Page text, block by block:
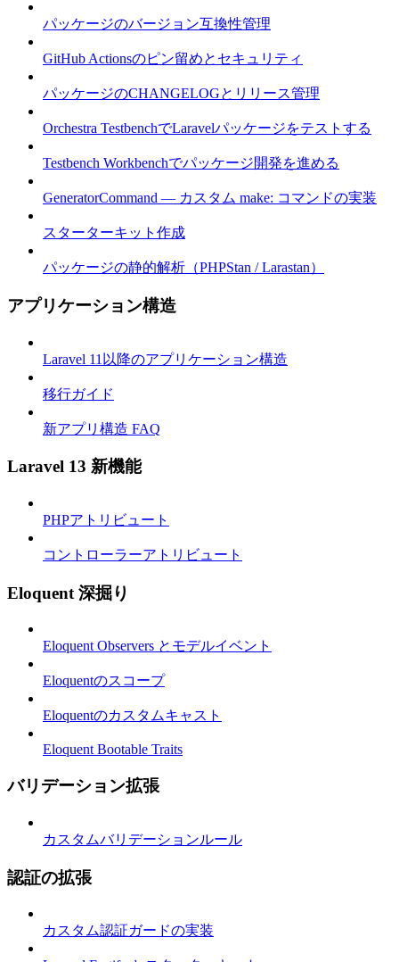
パッケージのバージョン互換性管理
GitHub Actionsのピン留めとセキュリティ
パッケージのCHANGELOGとリリース管理
Orchestra TestbenchでLaravelパッケージをテストする
Testbench Workbenchでパッケージ開発を進める
GeneratorCommand — カスタム make: コマンドの実装
スターターキット作成
パッケージの静的解析（PHPStan / Larastan）
アプリケーション構造
Laravel 11以降のアプリケーション構造
移行ガイド
新アプリ構造 FAQ
Laravel 13 新機能
PHPアトリビュート
コントローラーアトリビュート
Eloquent 深掘り
Eloquent Observers とモデルイベント
Eloquentのスコープ
Eloquentのカスタムキャスト
Eloquent Bootable Traits
バリデーション拡張
カスタムバリデーションルール
認証の拡張
カスタム認証ガードの実装